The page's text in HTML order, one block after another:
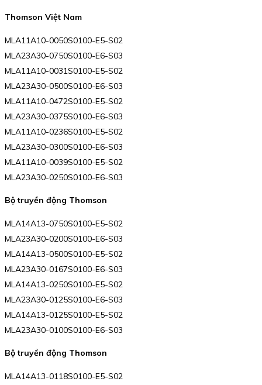
Thomson Việt Nam
MLA11A10-0050S0100-E5-S02
MLA23A30-0750S0100-E6-S03
MLA11A10-0031S0100-E5-S02
MLA23A30-0500S0100-E6-S03
MLA11A10-0472S0100-E5-S02
MLA23A30-0375S0100-E6-S03
MLA11A10-0236S0100-E5-S02
MLA23A30-0300S0100-E6-S03
MLA11A10-0039S0100-E5-S02
MLA23A30-0250S0100-E6-S03
Bộ truyền động Thomson
MLA14A13-0750S0100-E5-S02
MLA23A30-0200S0100-E6-S03
MLA14A13-0500S0100-E5-S02
MLA23A30-0167S0100-E6-S03
MLA14A13-0250S0100-E5-S02
MLA23A30-0125S0100-E6-S03
MLA14A13-0125S0100-E5-S02
MLA23A30-0100S0100-E6-S03
Bộ truyền động Thomson
MLA14A13-0118S0100-E5-S02